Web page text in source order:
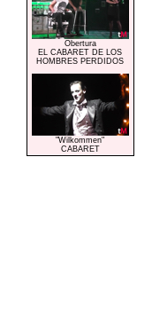
Obertura
EL CABARET DE LOS
HOMBRES PERDIDOS
"Wilkommen"
CABARET